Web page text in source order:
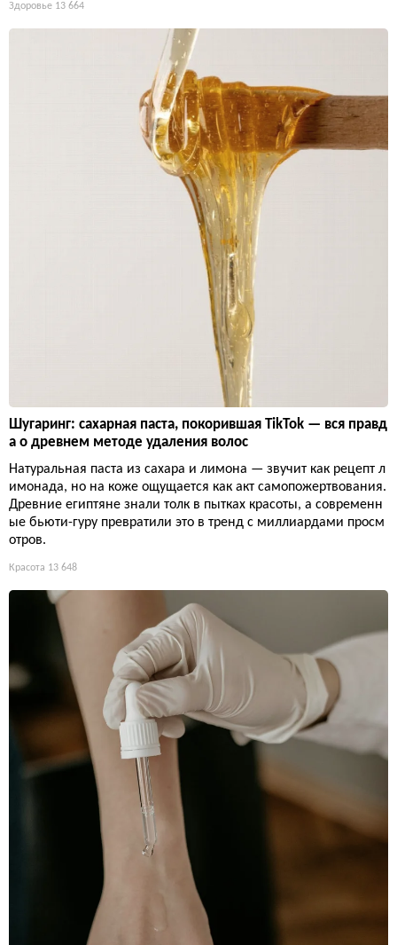
Здоровье 13 664
Шугаринг: сахарная паста, покорившая TikTok — вся правд
а о древнем методе удаления волос
Натуральная паста из сахара и лимона — звучит как рецепт л
имонада, но на коже ощущается как акт самопожертвования.
Древние египтяне знали толк в пытках красоты, а современн
ые бьюти-гуру превратили это в тренд с миллиардами просм
отров.
Красота 13 648